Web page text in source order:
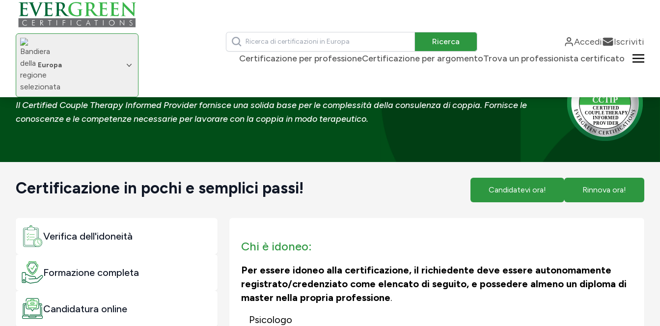
Cambia regione
Europa
Ricerca Ricerca Accedi
Iscriviti
Certificazione per professioneCertificazione per argomentoTrova un professionista certificato
Casa Certificazioni Fornitore certificato di terapia di coppia informata
Fornitore certificato di terapia di coppia informata
Il Certified Couple Therapy Informed Provider fornisce una solida base per le complessità della consulenza di coppia. Fornisce le
conoscenze e le competenze necessarie per lavorare con la coppia in modo terapeutico.
Certificazione in pochi e semplici passi! Candidatevi ora! Rinnova ora!
Verifica dell'idoneità
Formazione completa
Candidatura online
Chi è idoneo:
Per essere idoneo alla certificazione, il richiedente deve essere autonomamente
registrato/credenziato come elencato di seguito, e possedere almeno un diploma di
master nella propria professione.
Psicologo